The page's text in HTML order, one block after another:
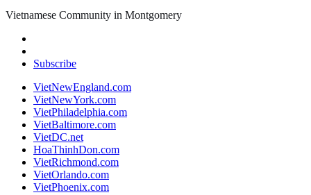
Vietnamese Community in Montgomery
Subscribe
VietNewEngland.com
VietNewYork.com
VietPhiladelphia.com
VietBaltimore.com
VietDC.net
HoaThinhDon.com
VietRichmond.com
VietOrlando.com
VietPhoenix.com